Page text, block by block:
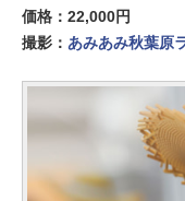
価格：22,000円
撮影： あみあみ秋葉原